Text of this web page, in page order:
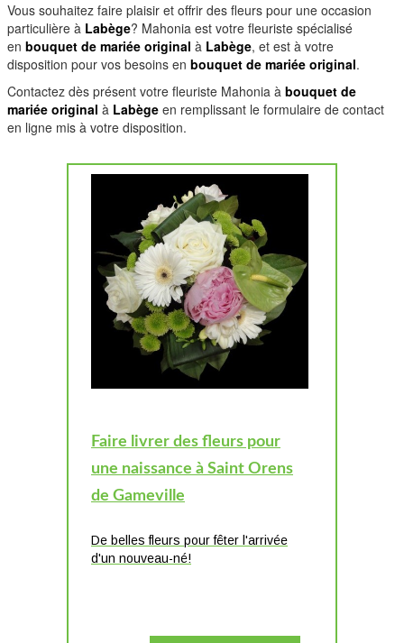
Vous souhaitez faire plaisir et offrir des fleurs pour une occasion
particulière à Labège? Mahonia est votre fleuriste spécialisé
en bouquet de mariée original à Labège, et est à votre
disposition pour vos besoins en bouquet de mariée original.
Contactez dès présent votre fleuriste Mahonia à bouquet de
mariée original à Labège en remplissant le formulaire de contact
en ligne mis à votre disposition.
Faire livrer des fleurs pour
une naissance à Saint Orens
de Gameville
De belles fleurs pour fêter l'arrivée
d'un nouveau-né!